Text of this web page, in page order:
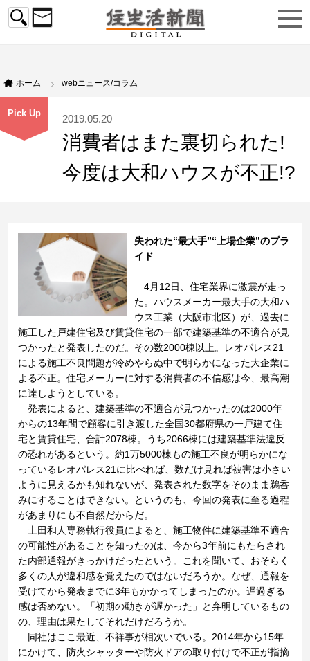
ホーム webニュース/コラム
Pick Up 2019.05.20
消費者はまた裏切られた!
今度は大和ハウスが不正!?
失われた“最大手”“上場企業”のプラ
イド
4月12日、住宅業界に激震が走っ
た。ハウスメーカー最大手の大和ハ
ウス工業（大阪市北区）が、過去に
施工した戸建住宅及び賃貸住宅の一部で建築基準の不適合が見
つかったと発表したのだ。その数2000棟以上。レオパレス21
による施工不良問題が冷めやらぬ中で明らかになった大企業に
よる不正。住宅メーカーに対する消費者の不信感は今、最高潮
に達しようとしている。
発表によると、建築基準の不適合が見つかったのは2000年
からの13年間で顧客に引き渡した全国30都府県の一戸建て住
宅と賃貸住宅、合計2078棟。うち2066棟には建築基準法違反
の恐れがあるという。約1万5000棟もの施工不良が明らかにな
っているレオパレス21に比べれば、数だけ見れば被害は小さい
ように見えるかも知れないが、発表された数字をそのまま鵜呑
みにすることはできない。というのも、今回の発表に至る過程
があまりにも不自然だからだ。
土田和人専務執行役員によると、施工物件に建築基準不適合
の可能性があることを知ったのは、今から3年前にもたらされ
た内部通報がきっかけだったという。これを聞いて、おそらく
多くの人が違和感を覚えたのではないだろうか。なぜ、通報を
受けてから発表までに3年もかかってしまったのか。遅過ぎる
感は否めない。「初期の動きが遅かった」と弁明しているもの
の、理由は果たしてそれだけだろうか。
同社はここ最近、不祥事が相次いでいる。2014年から15年
にかけて、防火シャッターや防火ドアの取り付けで不正が指摘